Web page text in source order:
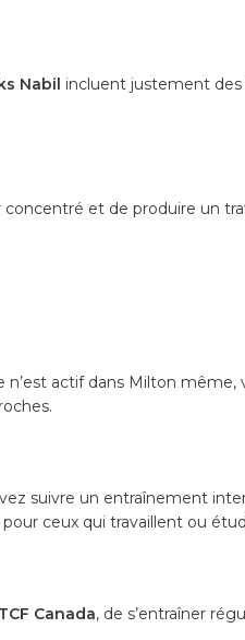
Nabil incluent justement
et de produire un
n’est actif dans Milton
suivre un entraînement
ceux qui travaillent ou
Canada, de s’entraîner